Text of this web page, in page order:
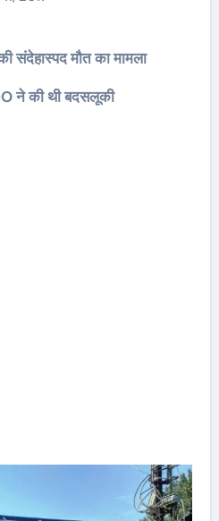
संदेहास्पद मौत का मामला
ने की थी बदसलूकी